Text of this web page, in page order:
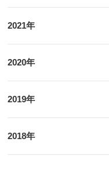
2021年
2020年
2019年
2018年